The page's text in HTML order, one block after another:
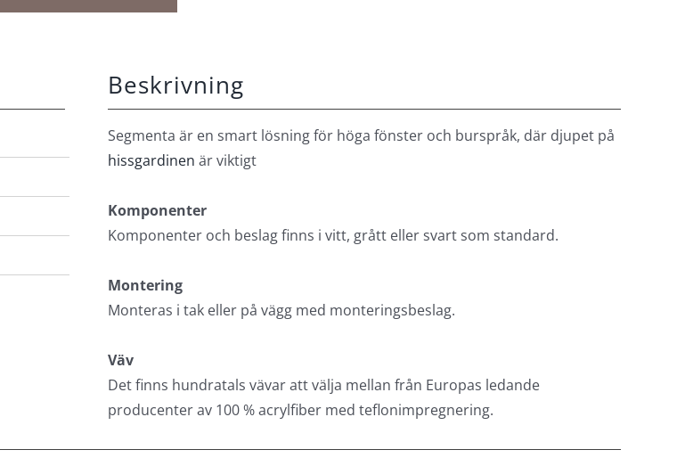
Beskrivning
Segmenta är en smart lösning för höga fönster och burspråk, där djupet på
hissgardinen är viktigt
Komponenter
Komponenter och beslag finns i vitt, grått eller svart som standard.
Montering
Monteras i tak eller på vägg med monteringsbeslag.
Väv
Det finns hundratals vävar att välja mellan från Europas ledande
producenter av 100 % acrylfiber med teflonimpregnering.